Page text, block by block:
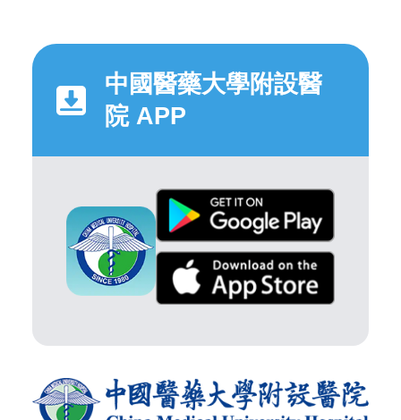
中國醫藥大學附設醫
院 APP